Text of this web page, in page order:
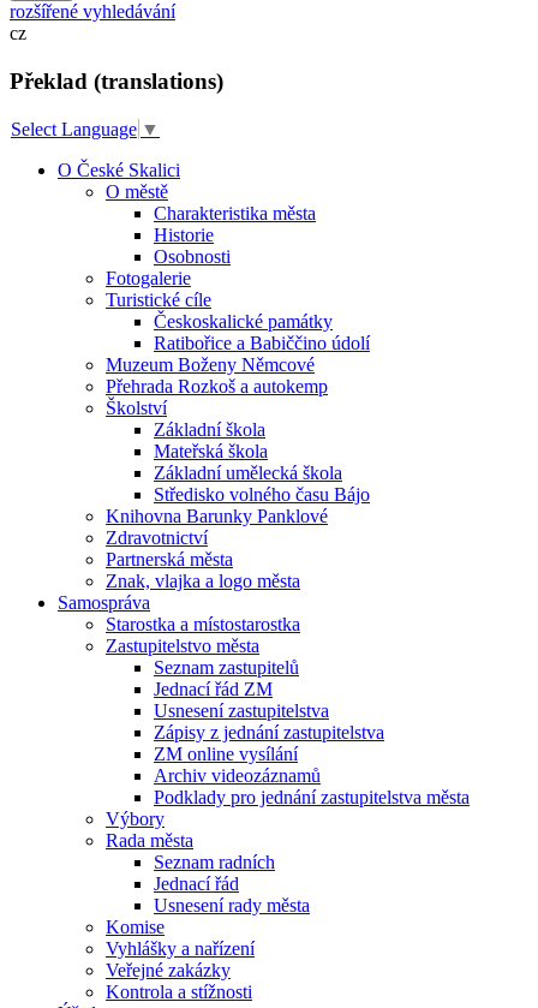
rozšířené vyhledávání
cz
Překlad (translations)
Select Language ▼
O České Skalici
O městě
Charakteristika města
Historie
Osobnosti
Fotogalerie
Turistické cíle
Českoskalické památky
Ratibořice a Babiččino údolí
Muzeum Boženy Němcové
Přehrada Rozkoš a autokemp
Školství
Základní škola
Mateřská škola
Základní umělecká škola
Středisko volného času Bájo
Knihovna Barunky Panklové
Zdravotnictví
Partnerská města
Znak, vlajka a logo města
Samospráva
Starostka a místostarostka
Zastupitelstvo města
Seznam zastupitelů
Jednací řád ZM
Usnesení zastupitelstva
Zápisy z jednání zastupitelstva
ZM online vysílání
Archiv videozáznamů
Podklady pro jednání zastupitelstva města
Výbory
Rada města
Seznam radních
Jednací řád
Usnesení rady města
Komise
Vyhlášky a nařízení
Veřejné zakázky
Kontrola a stížnosti